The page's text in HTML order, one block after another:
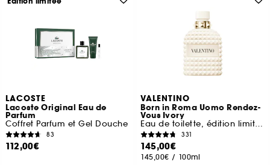
LACOSTE
Lacoste Original Eau de
Parfum
Coffret Parfum et Gel Douche
83
112,00€
VALENTINO
Born in Roma Uomo Rendez-
Vous Ivory
Eau de toilette, édition limitée
331
145,00€
145,00€ / 100ml